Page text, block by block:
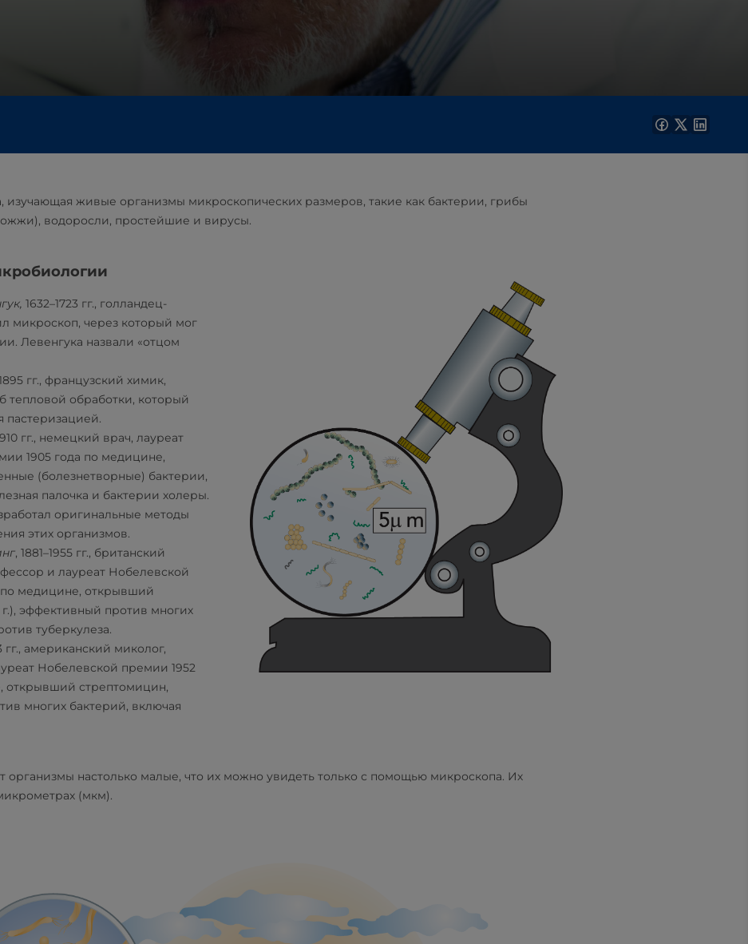
изучающая живые организмы микроскопических размеров, такие как бактерии, грибы
водоросли, простейшие и вирусы.
1632–1723 гг., голландец-
микроскоп, через который мог
Левенгука назвали «отцом
гг., французский химик,
тепловой обработки, который
пастеризацией.
гг., немецкий врач, лауреат
1905 года по медицине,
(болезнетворные) бактерии,
палочка и бактерии холеры.
оригинальные методы
этих организмов.
, 1881–1955 гг., британский
и лауреат Нобелевской
медицине, открывший
эффективный против многих
туберкулеза.
гг., американский миколог,
Нобелевской премии 1952
открывший стрептомицин,
многих бактерий, включая
организмы настолько малые, что их можно увидеть только с помощью микроскопа. Их
(мкм).